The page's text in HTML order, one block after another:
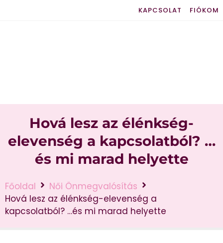
KAPCSOLAT FIÓKOM
Hová lesz az élénkség-
elevenség a kapcsolatból? …
és mi marad helyette
Főoldal
Női Önmegvalósítás
Hová lesz az élénkség-elevenség a
kapcsolatból? …és mi marad helyette